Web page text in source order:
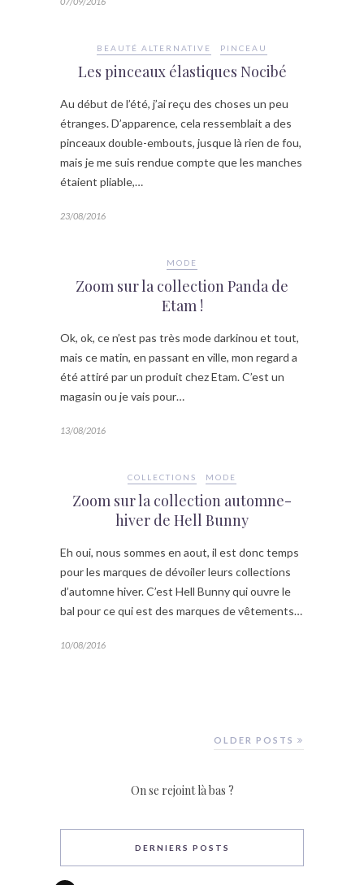
BEAUTÉ ALTERNATIVE PINCEAU
Les pinceaux élastiques Nocibé
Au début de l’été, j’ai reçu des choses un peu
étranges. D’apparence, cela ressemblait a des
pinceaux double-embouts, jusque là rien de fou,
mais je me suis rendue compte que les manches
étaient pliable,…
23/08/2016
MODE
Zoom sur la collection Panda de
Etam !
Ok, ok, ce n’est pas très mode darkinou et tout,
mais ce matin, en passant en ville, mon regard a
été attiré par un produit chez Etam. C’est un
magasin ou je vais pour…
13/08/2016
COLLECTIONS MODE
Zoom sur la collection automne-
hiver de Hell Bunny
Eh oui, nous sommes en aout, il est donc temps
pour les marques de dévoiler leurs collections
d’automne hiver. C’est Hell Bunny qui ouvre le
bal pour ce qui est des marques de vêtements…
10/08/2016
OLDER POSTS
On se rejoint là bas ?
DERNIERS POSTS